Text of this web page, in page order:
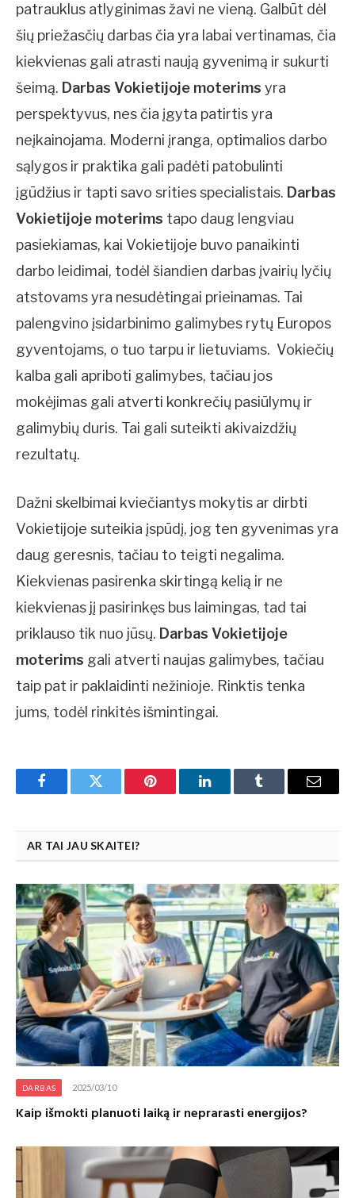
patrauklus atlyginimas žavi ne vieną. Galbūt dėl
šių priežasčių darbas čia yra labai vertinamas, čia
kiekvienas gali atrasti naują gyvenimą ir sukurti
šeimą. Darbas Vokietijoje moterims yra
perspektyvus, nes čia įgyta patirtis yra
neįkainojama. Moderni įranga, optimalios darbo
sąlygos ir praktika gali padėti patobulinti
įgūdžius ir tapti savo srities specialistais. Darbas
Vokietijoje moterims tapo daug lengviau
pasiekiamas, kai Vokietijoje buvo panaikinti
darbo leidimai, todėl šiandien darbas įvairių lyčių
atstovams yra nesudėtingai prieinamas. Tai
palengvino įsidarbinimo galimybes rytų Europos
gyventojams, o tuo tarpu ir lietuviams. Vokiečių
kalba gali apriboti galimybes, tačiau jos
mokėjimas gali atverti konkrečių pasiūlymų ir
galimybių duris. Tai gali suteikti akivaizdžių
rezultatų.
Dažni skelbimai kviečiantys mokytis ar dirbti
Vokietijoje suteikia įspūdį, jog ten gyvenimas yra
daug geresnis, tačiau to teigti negalima.
Kiekvienas pasirenka skirtingą kelią ir ne
kiekvienas jį pasirinkęs bus laimingas, tad tai
priklauso tik nuo jūsų. Darbas Vokietijoje
moterims gali atverti naujas galimybes, tačiau
taip pat ir paklaidinti nežinioje. Rinktis tenka
jums, todėl rinkitės išmintingai.
FacebookTwitter Pinterest LinkedInTumblr Email
AR TAI JAU SKAITEI?
DARBAS 2025/03/10
Kaip išmokti planuoti laiką ir neprarasti energijos?